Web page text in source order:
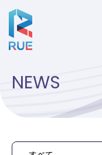
NEWS